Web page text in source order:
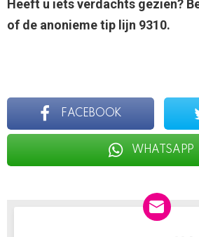
Heeft u iets verdachts gezien?
of de anonieme tip lijn 9310.
FACEBOOK
WHATSAPP